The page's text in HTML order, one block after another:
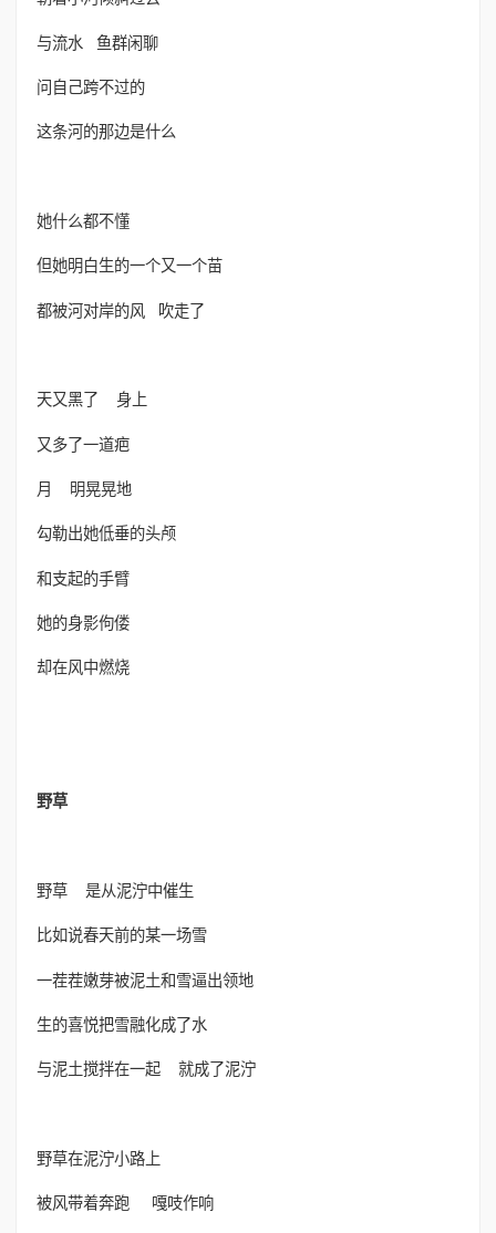
与流水 鱼群闲聊
问自己跨不过的
这条河的那边是什么
她什么都不懂
但她明白生的一个又一个苗
都被河对岸的风 吹走了
天又黑了 身上
又多了一道疤
月 明晃晃地
勾勒出她低垂的头颅
和支起的手臂
她的身影佝偻
却在风中燃烧
野草
野草 是从泥泞中催生
比如说春天前的某一场雪
一茬茬嫩芽被泥土和雪逼出领地
生的喜悦把雪融化成了水
与泥土搅拌在一起 就成了泥泞
野草在泥泞小路上
被风带着奔跑 嘎吱作响